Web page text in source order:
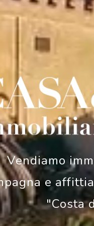
Vendiamo
e
"Costa